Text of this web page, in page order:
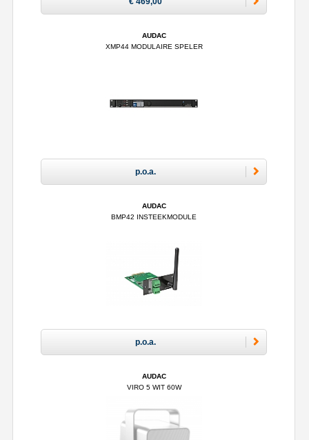
AUDAC
XMP44 MODULAIRE SPELER
p.o.a.
AUDAC
BMP42 INSTEEKMODULE
p.o.a.
AUDAC
VIRO 5 WIT 60W